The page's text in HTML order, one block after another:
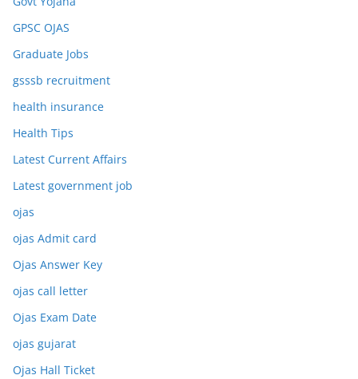
GPSC OJAS
Graduate Jobs
gsssb recruitment
health insurance
Health Tips
Latest Current Affairs
Latest government job
ojas
ojas Admit card
Ojas Answer Key
ojas call letter
Ojas Exam Date
ojas gujarat
Ojas Hall Ticket